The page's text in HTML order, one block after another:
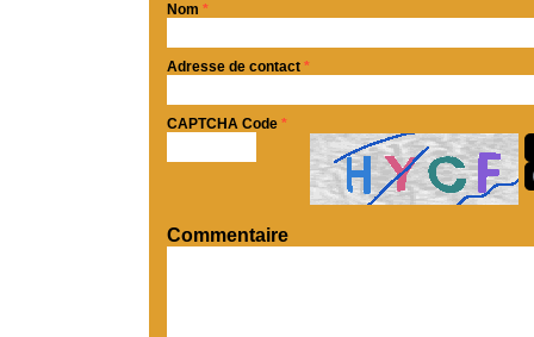
Nom *
Adresse de contact *
CAPTCHA Code *
Commentaire